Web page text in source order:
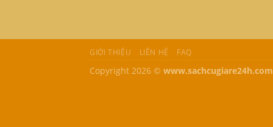
GIỚI THIỆU LIÊN HỆ FAQ
Copyright 2026 © www.sachcugiare24h.com